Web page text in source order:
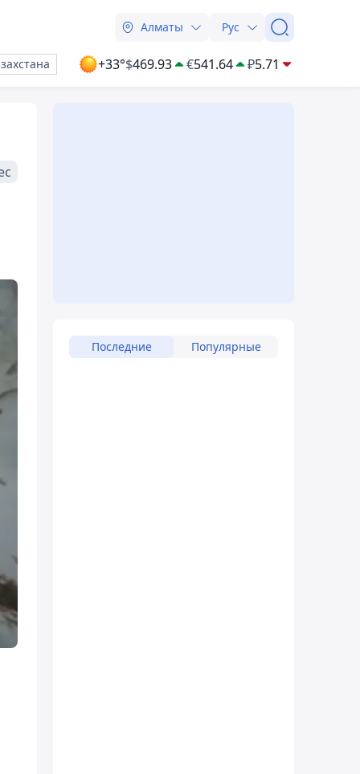
Алматы Рус
+33°$469.93 €541.64 ₽5.71
Последние Популярные